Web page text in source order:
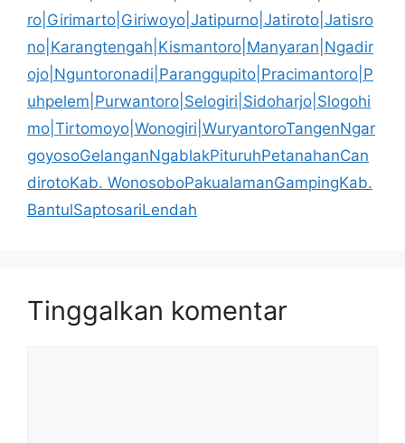
ro|Girimarto|Giriwoyo|Jatipurno|Jatiroto|Jatisro
no|Karangtengah|Kismantoro|Manyaran|Ngadir
ojo|Nguntoronadi|Paranggupito|Pracimantoro|P
uhpelem|Purwantoro|Selogiri|Sidoharjo|Slogohi
mo|Tirtomoyo|Wonogiri|WuryantoroTangenNgar
goyosoGelanganNgablakPituruhPetanahanCan
dirotoKab. WonosoboPakualamanGampingKab.
BantulSaptosariLendah
Tinggalkan komentar